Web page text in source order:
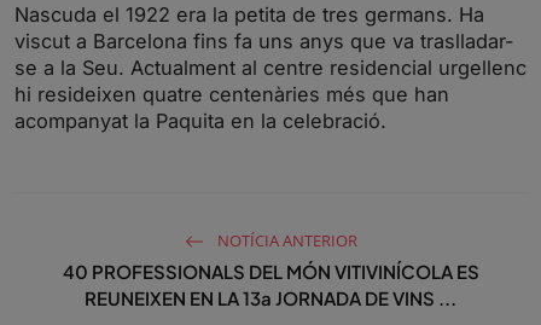
l
s
Nascuda el 1922 era la petita de tres germans. Ha
viscut a Barcelona fins fa uns anys que va traslladar-
se a la Seu. Actualment al centre residencial urgellenc
hi resideixen quatre centenàries més que han
acompanyat la Paquita en la celebració.
NOTÍCIA ANTERIOR
40 PROFESSIONALS DEL MÓN VITIVINÍCOLA ES
REUNEIXEN EN LA 13a JORNADA DE VINS ...